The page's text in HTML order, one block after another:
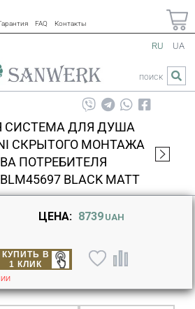
FAQ Контакты
RU UA
ПОИСК
СИСТЕМА ДЛЯ ДУША
СКРЫТОГО МОНТАЖА
ПОТРЕБИТЕЛЯ
BLACK MATT
ЦЕНА: 8739 UAH
КУПИТЬ В
1 КЛИК